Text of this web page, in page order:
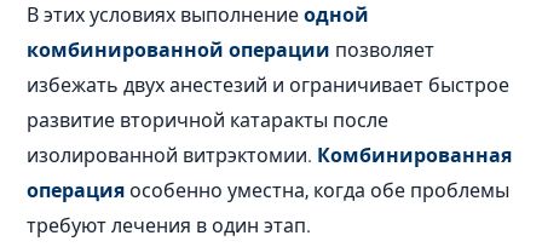
В этих условиях выполнениеодной
комбинированной операции позволяет
избежать двух анестезий и ограничивает быстрое
развитие вторичной катаракты после
изолированной витрэктомии. Комбинированная
операция особенно уместна, когда обе проблемы
требуют лечения в один этап.